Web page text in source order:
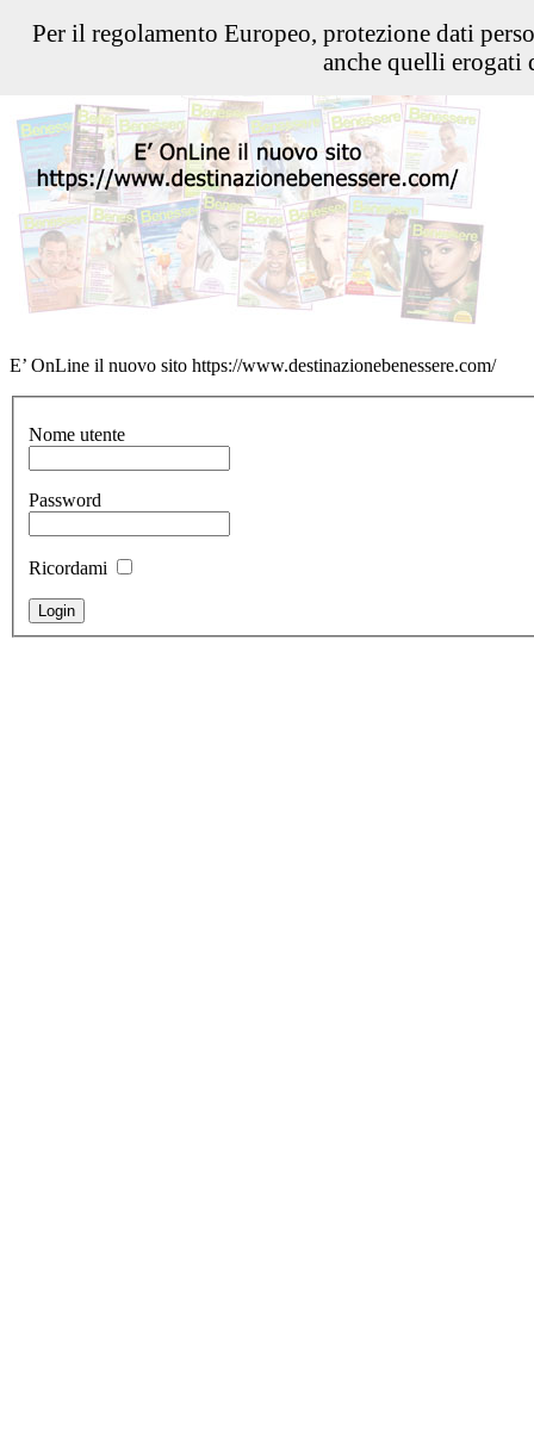
E’ OnLine il nuovo sito https://www.destinazionebenessere.com/
Nome utente
Password
Ricordami
Per il regolamento Europeo, protezione dati
anche quelli erogati